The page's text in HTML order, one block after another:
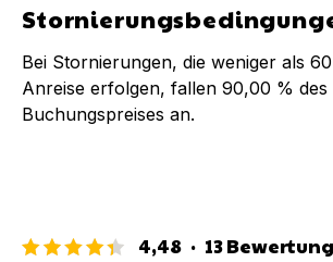
Bei Stornierungen, die weniger als 60
Anreise erfolgen, fallen 90,00 % des
Buchungspreises an.
4,48 · 13